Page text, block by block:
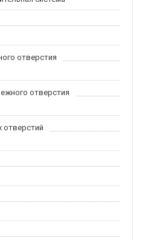
отверстия
отверстия
отверстий